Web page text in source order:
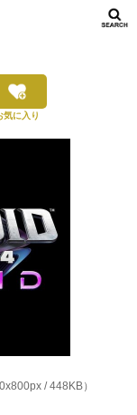
気に入り
/ 448KB）